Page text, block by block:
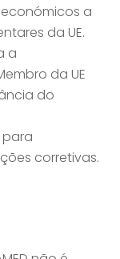
a
da UE.
a
da UE
do
para
corretivas.